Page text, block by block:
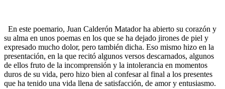
En este poemario, Juan Calderón Matador ha abierto su corazón y
su alma en unos poemas en los que se ha dejado jirones de piel y
expresado mucho dolor, pero también dicha. Eso mismo hizo en la
presentación, en la que recitó algunos versos descarnados, algunos
de ellos fruto de la incomprensión y la intolerancia en momentos
duros de su vida, pero hizo bien al confesar al final a los presentes
que ha tenido una vida llena de satisfacción, de amor y entusiasmo.